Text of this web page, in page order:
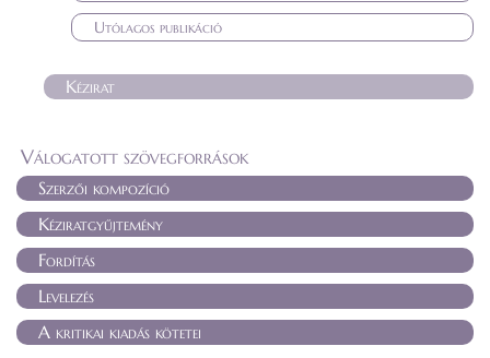
Utólagos publikáció
Kézirat
Válogatott szövegforrások
Szerzői kompozíció
Kéziratgyűjtemény
Fordítás
Levelezés
A kritikai kiadás kötetei